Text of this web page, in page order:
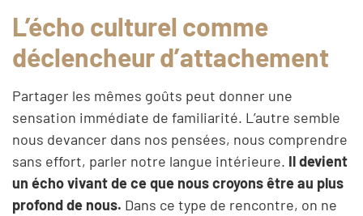
L’écho culturel comme
déclencheur d’attachement
Partager les mêmes goûts peut donner une
sensation immédiate de familiarité. L’autre semble
nous devancer dans nos pensées, nous comprendre
sans effort, parler notre langue intérieure. Il devient
un écho vivant de ce que nous croyons être au plus
profond de nous. Dans ce type de rencontre, on ne